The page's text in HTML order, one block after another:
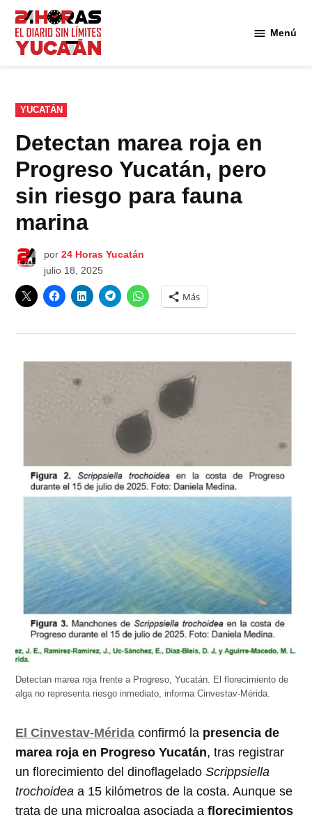
Saltar
contenido
Menú
PUBLICADO
EN
YUCATÁN
Detectan marea roja en
Progreso Yucatán, pero
sin riesgo para fauna
marina
por 24 Horas Yucatán
julio 18, 2025
Más
Detectan marea roja frente a Progreso, Yucatán. El florecimiento de
alga no representa riesgo inmediato, informa Cinvestav-Mérida.
El Cinvestav-Mérida confirmó la presencia de
marea roja en Progreso Yucatán, tras registrar
un florecimiento del dinoflageladoScrippsiella
trochoidea a 15 kilómetros de la costa. Aunque se
trata de una microalga asociada aflorecimientos